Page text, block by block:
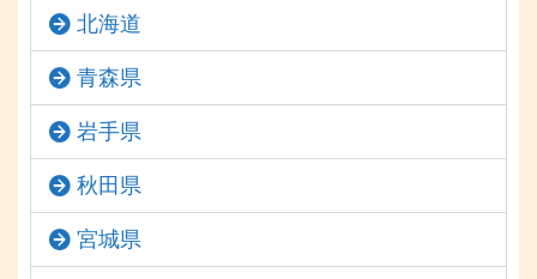
北海道
青森県
岩手県
秋田県
宮城県